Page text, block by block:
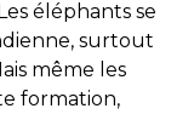
éléphants se
surtout
même les
formation,